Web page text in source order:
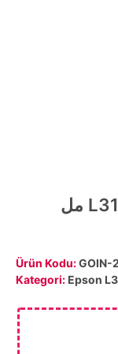
حبر مطبعة إبسون L3151 4x500 مل
Ürün Kodu:GOIN-
Kategori: Epson